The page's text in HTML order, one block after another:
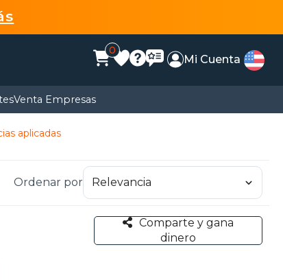
0
Mi Cuenta
Venta Empresas
aplicadas
Ordenar por
Comparte y gana
dinero